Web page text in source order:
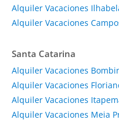
Alquiler Vacaciones
Alquiler Vacaciones
Santa Catarina
Alquiler Vacaciones
Alquiler Vacaciones
Alquiler Vacaciones
Alquiler Vacaciones Meia